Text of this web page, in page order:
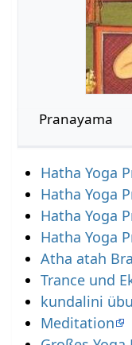
Pranayama
Hatha Yoga
Hatha Yoga
Hatha Yoga
Hatha Yoga
Atha atah
Trance und
kundalini
Meditation